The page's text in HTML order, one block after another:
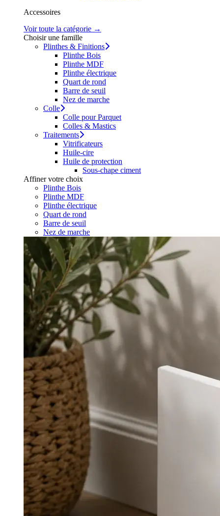
Accessoires
Voir toute la catégorie →
Choisir une famille
Plinthes & Finitions
Plinthe Bois
Plinthe MDF
Plinthe électrique
Quart de rond
Barre de seuil
Nez de marche
Colle
Colle pour Parquet
Colles & Mastics
Traitements
Vitrificateurs
Huile-cire
Huile de protection
Sous-chape ciment
Affiner votre choix
Plinthe Bois
Plinthe MDF
Plinthe électrique
Quart de rond
Barre de seuil
Nez de marche